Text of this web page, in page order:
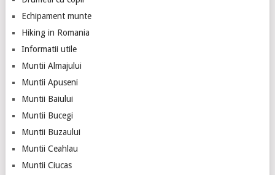
Echipament munte
Hiking in Romania
Informatii utile
Muntii Almajului
Muntii Apuseni
Muntii Baiului
Muntii Bucegi
Muntii Buzaului
Muntii Ceahlau
Muntii Ciucas